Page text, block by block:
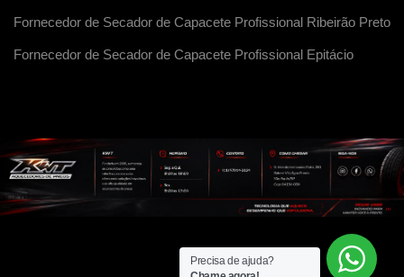
Fornecedor de Secador de Capacete Profissional Ribeirão Preto
Fornecedor de Secador de Capacete Profissional Epitácio
Precisa de ajuda?